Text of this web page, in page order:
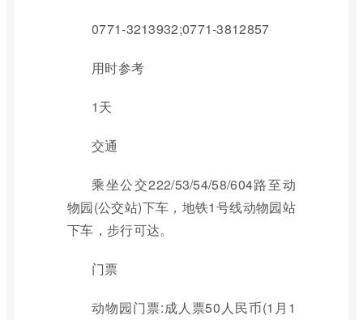
0771-3213932;0771-3812857
用时参考
1天
交通
乘坐公交222/53/54/58/604路至动
物园(公交站)下车，地铁1号线动物园站
下车，步行可达。
门票
动物园门票:成人票50人民币(1月1